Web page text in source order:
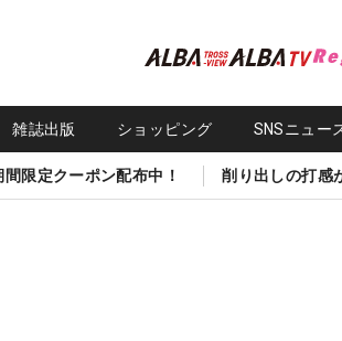
雑誌出版 ショッピング SNSニュー
限定クーポン配布中！ 削り出しの打感